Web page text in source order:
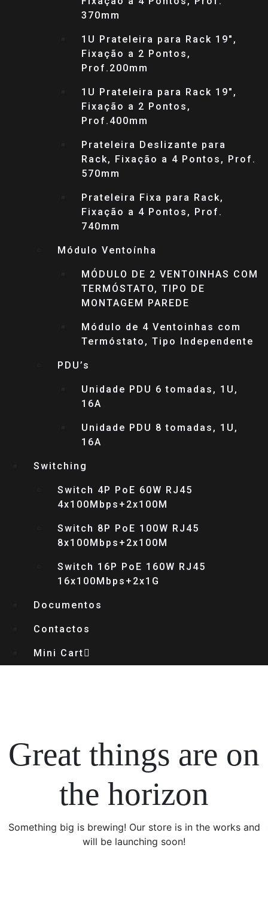
370mm
1U Prateleira para Rack 19″,
Fixação a 2 Pontos,
Prof.200mm
1U Prateleira para Rack 19″,
Fixação a 2 Pontos,
Prof.400mm
Prateleira Deslizante para
Rack, Fixação a 4 Pontos, Prof.
570mm
Prateleira Fixa para Rack,
Fixação a 4 Pontos, Prof.
740mm
Módulo Ventoínha
MÓDULO DE 2 VENTOINHAS COM
TERMÓSTATO, TIPO DE
MONTAGEM PAREDE
Módulo de 4 Ventoinhas com
Termóstato, Tipo Independente
PDU’s
Unidade PDU 6 tomadas, 1U,
16A
Unidade PDU 8 tomadas, 1U,
16A
Switching
Switch 4P PoE 60W RJ45
4x100Mbps+2x100M
Switch 8P PoE 100W RJ45
8x100Mbps+2x100M
Switch 16P PoE 160W RJ45
16x100Mbps+2x1G
Documentos
Contactos
Mini Cart
Great things are on
the horizon
Something big is brewing! Our store is in the works and
will be launching soon!